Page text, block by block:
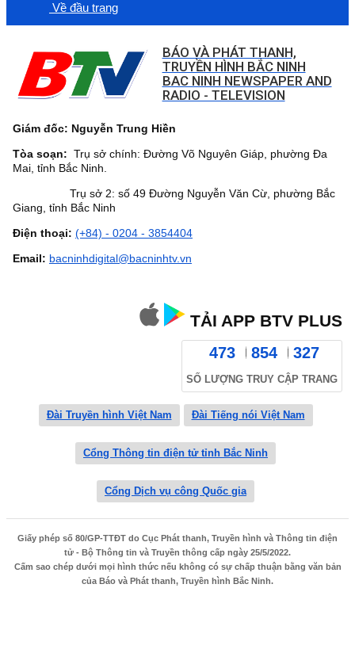
Về đầu trang
BÁO VÀ PHÁT THANH,
TRUYỀN HÌNH BẮC NINH
BAC NINH NEWSPAPER AND
RADIO - TELEVISION
Giám đốc: Nguyễn Trung Hiền
Tòa soạn: Trụ sở chính: Đường Võ Nguyên Giáp, phường Đa
Mai, tỉnh Bắc Ninh.
Trụ sở 2: số 49 Đường Nguyễn Văn Cừ, phường Bắc
Giang, tỉnh Bắc Ninh
Điện thoại: (+84) - 0204 - 3854404
Email: bacninhdigital@bacninhtv.vn
TẢI APP BTV PLUS
473 854 327
SỐ LƯỢNG TRUY CẬP TRANG
Đài Truyền hình Việt Nam Đài Tiếng nói Việt Nam
Cổng Thông tin điện tử tỉnh Bắc Ninh
Cổng Dịch vụ công Quốc gia
Giấy phép số 80/GP-TTĐT do Cục Phát thanh, Truyền hình và Thông tin điện
tử - Bộ Thông tin và Truyền thông cấp ngày 25/5/2022.
Cấm sao chép dưới mọi hình thức nếu không có sự chấp thuận bằng văn bản
của Báo và Phát thanh, Truyền hình Bắc Ninh.